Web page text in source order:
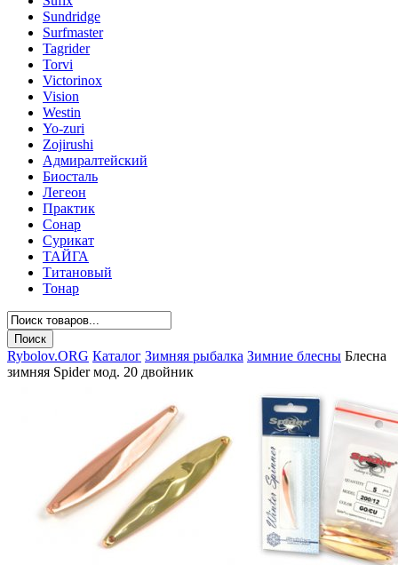
Sundridge
Surfmaster
Tagrider
Torvi
Victorinox
Vision
Westin
Yo-zuri
Zojirushi
Адмиралтейский
Биосталь
Легеон
Практик
Сонар
Сурикат
ТАЙГА
Титановый
Тонар
Rybolov.ORG Каталог Зимняя рыбалка Зимние блесны Блесна
зимняя Spider мод. 20 двойник